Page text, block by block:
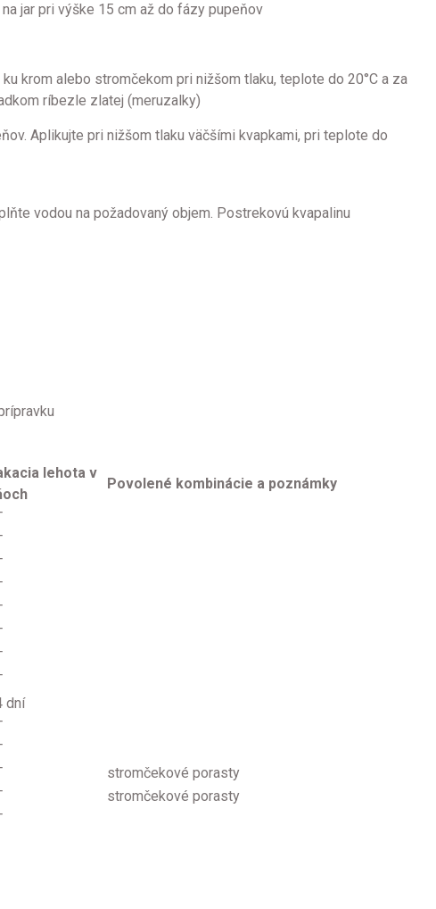
jar pri výške 15 cm až do fázy pupeňov
krom alebo stromčekom pri nižšom tlaku, teplote do 20°C a za
ríbezle zlatej (meruzalky)
Aplikujte pri nižšom tlaku väčšími kvapkami, pri teplote do
vodou na požadovaný objem. Postrekovú kvapalinu
lehota v
Povolené kombinácie a poznámky
dní
stromčekové porasty
stromčekové porasty